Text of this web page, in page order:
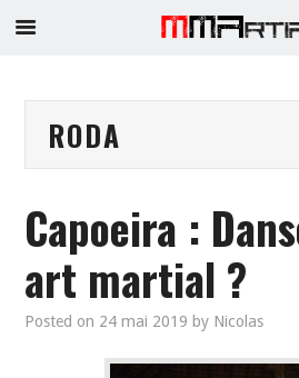
RODA
Capoeira :
art martial ?
Posted on 24 mai 2019 by Nicolas